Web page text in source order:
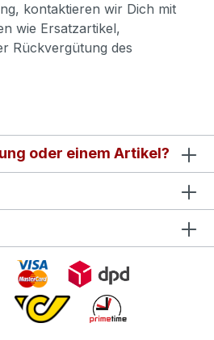
kontaktieren wir Dich mit
wie Ersatzartikel,
Rückvergütung des
oder einem Artikel?